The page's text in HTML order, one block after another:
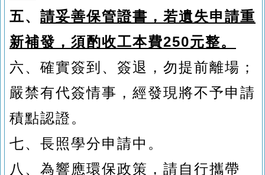
五、 請妥善保管證書，若遺失申請重
新補發，須酌收工本費250元整。
六、 確實簽到、簽退，勿提前離場；
嚴禁有代簽情事，經發現將不予申請
積點認證。
七、 長照學分申請中。
八、 為響應環保政策，請自行攜帶